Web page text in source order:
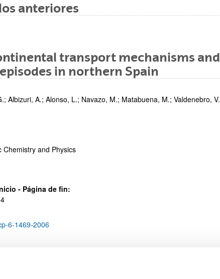
anteriores
transport mechanisms
in northern Spain
Albizuri, A.; Alonso, L.; Navazo, M.; Matabuena, M.; Valdenebro,
Chemistry and Physics
- Página de fin:
6-1469-2006